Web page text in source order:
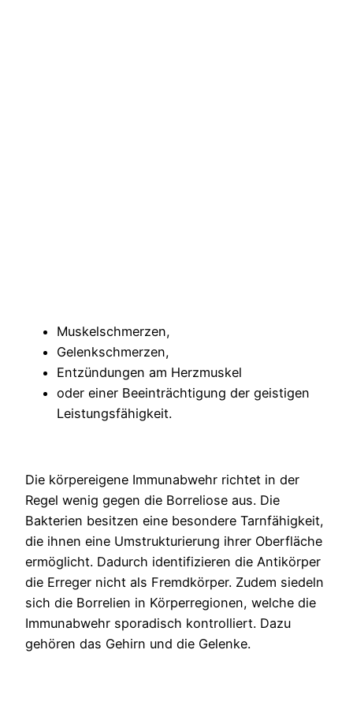
Muskelschmerzen,
Gelenkschmerzen,
Entzündungen am Herzmuskel
oder einer Beeinträchtigung der geistigen
Leistungsfähigkeit.
Die körpereigene Immunabwehr richtet in der
Regel wenig gegen die Borreliose aus. Die
Bakterien besitzen eine besondere Tarnfähigkeit,
die ihnen eine Umstrukturierung ihrer Oberfläche
ermöglicht. Dadurch identifizieren die Antikörper
die Erreger nicht als Fremdkörper. Zudem siedeln
sich die Borrelien in Körperregionen, welche die
Immunabwehr sporadisch kontrolliert. Dazu
gehören das Gehirn und die Gelenke.